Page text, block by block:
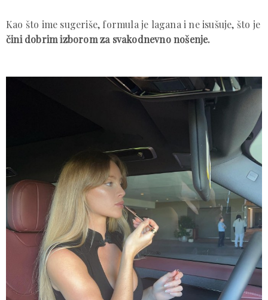
Kao što ime sugeriše, formula je lagana i ne isušuje, što je
čini dobrim izborom za svakodnevno nošenje.